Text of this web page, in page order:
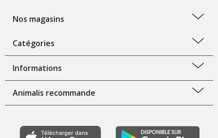
Nos magasins
Catégories
Informations
Animalis recommande